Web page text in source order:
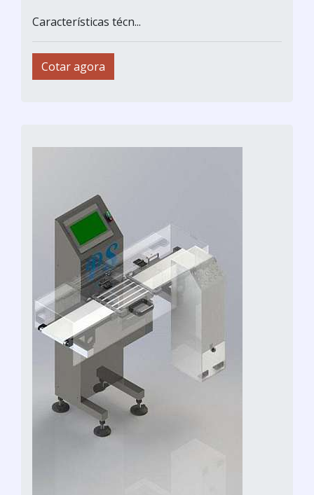
Características técn...
Cotar agora